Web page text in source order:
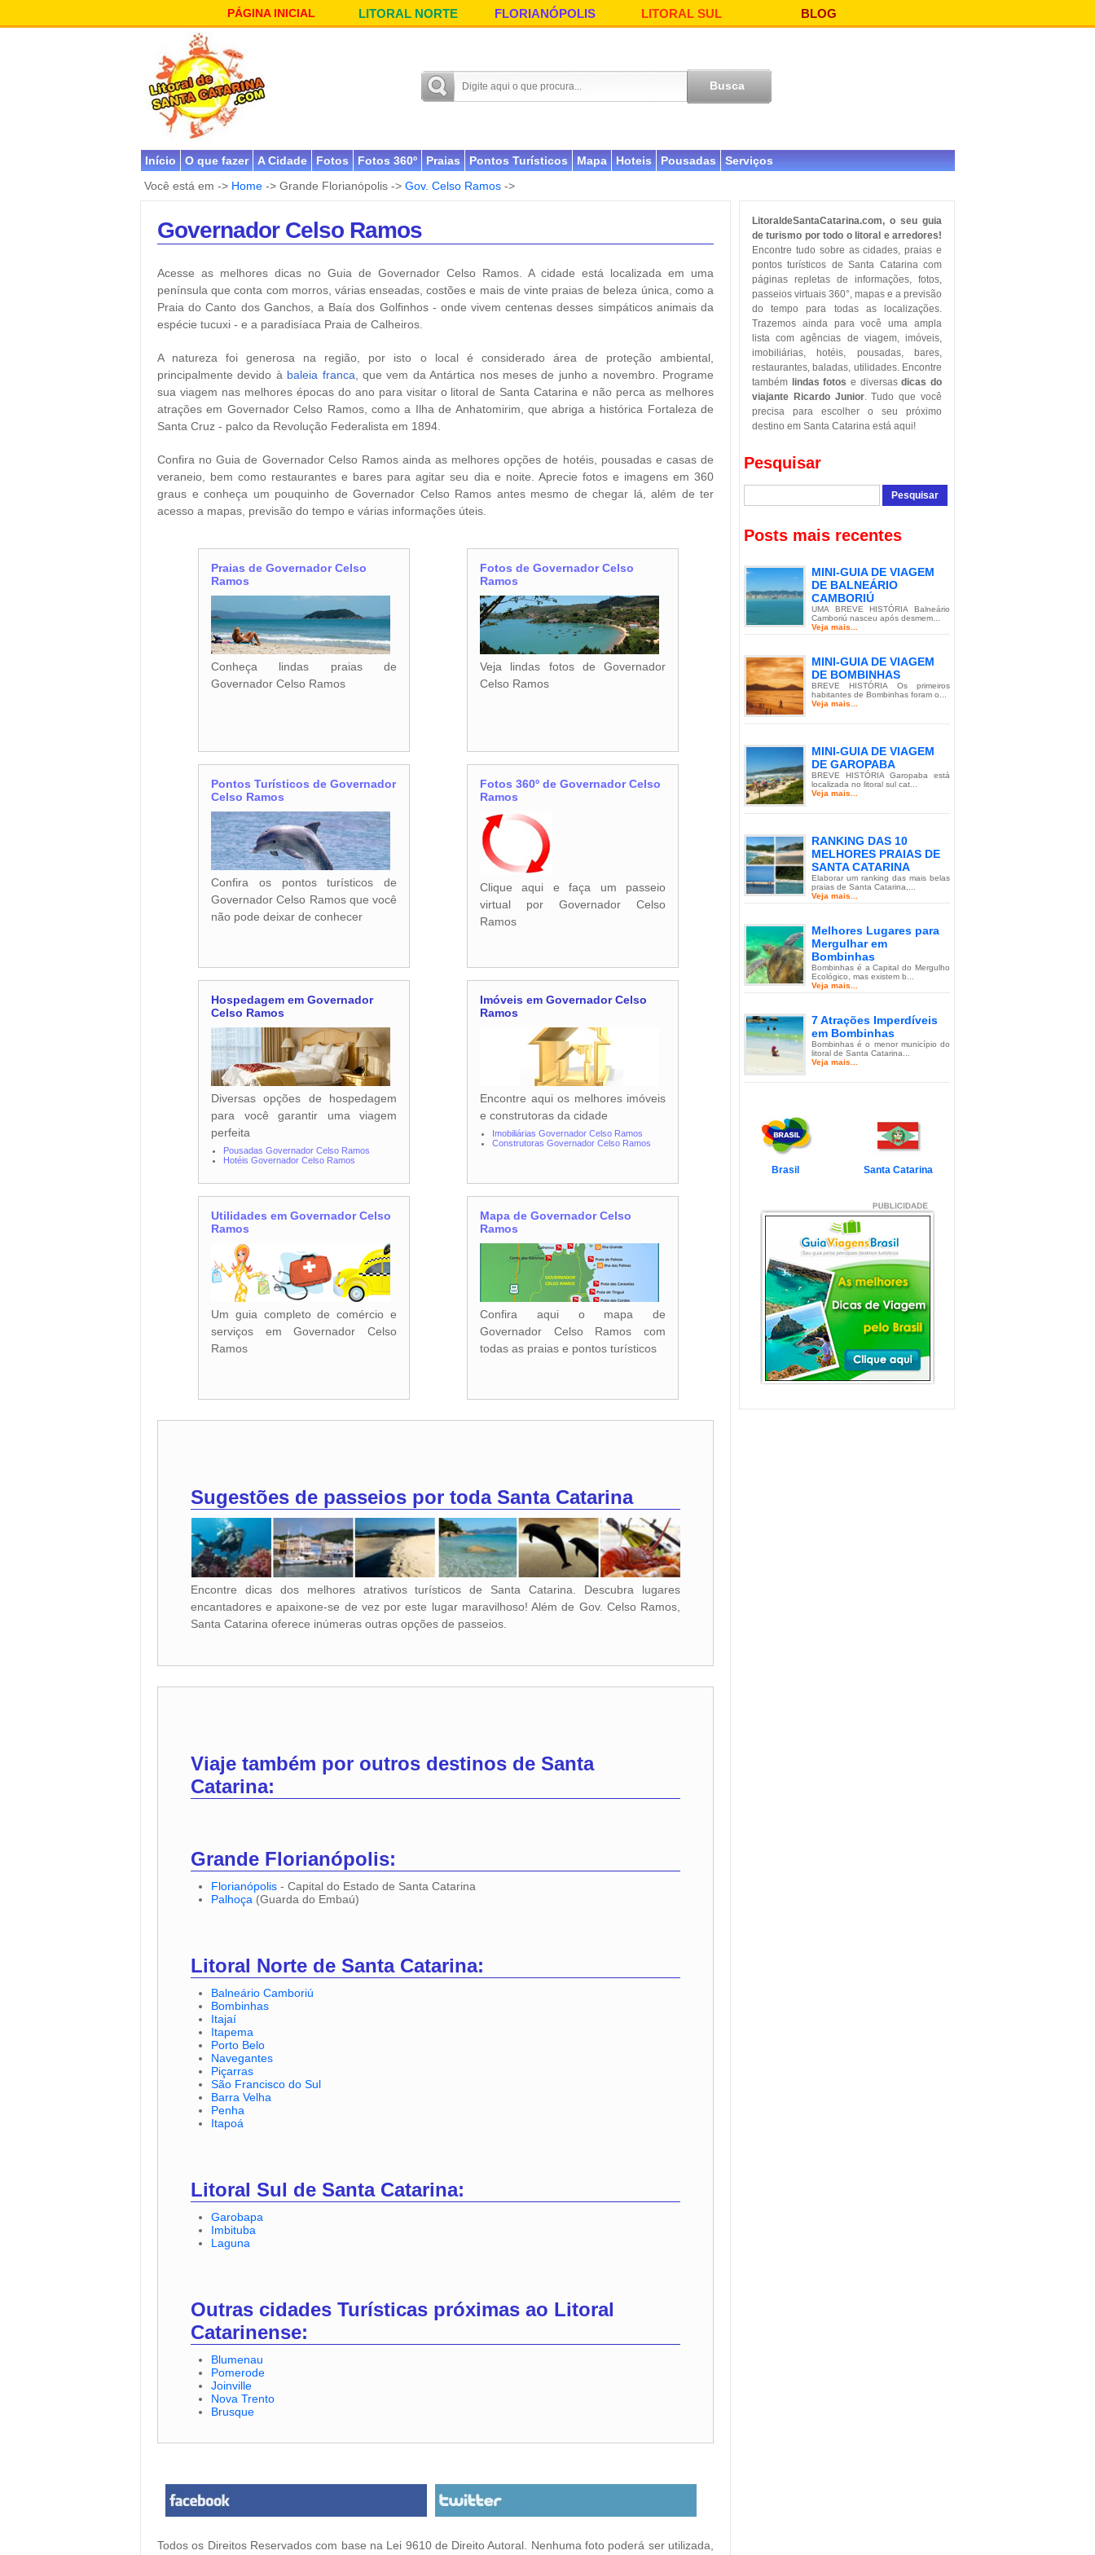
PÁGINA INICIAL LITORAL NORTE FLORIANÓPOLIS LITORAL SUL BLOG
Início O que fazer A Cidade Fotos Fotos 360º Praias Pontos Turísticos Mapa Hoteis Pousadas
Serviços
Você está em -> Home -> Grande Florianópolis -> Gov. Celso Ramos ->
Governador Celso Ramos
Acesse as melhores dicas no Guia de Governador Celso Ramos. A cidade está localizada em uma
península que conta com morros, várias enseadas, costões e mais de vinte praias de beleza única, como a
Praia do Canto dos Ganchos, a Baía dos Golfinhos - onde vivem centenas desses simpáticos animais da
espécie tucuxi - e a paradisíaca Praia de Calheiros.
A natureza foi generosa na região, por isto o local é considerado área de proteção ambiental,
principalmente devido à baleia franca , que vem da Antártica nos meses de junho a novembro. Programe
sua viagem nas melhores épocas do ano para visitar o litoral de Santa Catarina e não perca as melhores
atrações em Governador Celso Ramos, como a Ilha de Anhatomirim, que abriga a histórica Fortaleza de
Santa Cruz - palco da Revolução Federalista em 1894.
Confira no Guia de Governador Celso Ramos ainda as melhores opções de hotéis, pousadas e casas de
veraneio, bem como restaurantes e bares para agitar seu dia e noite. Aprecie fotos e imagens em 360
graus e conheça um pouquinho de Governador Celso Ramos antes mesmo de chegar lá, além de ter
acesso a mapas, previsão do tempo e várias informações úteis.
Praias de Governador Celso
Ramos
Conheça lindas praias de
Governador Celso Ramos
Pontos Turísticos de Governador
Celso Ramos
Confira os pontos turísticos de
Governador Celso Ramos que você
não pode deixar de conhecer
Hospedagem em Governador
Celso Ramos
Diversas opções de hospedagem
para você garantir uma viagem
perfeita
Pousadas Governador Celso Ramos
Hotéis Governador Celso Ramos
Utilidades em Governador Celso
Ramos
Um guia completo de comércio e
serviços em Governador Celso
Ramos
Fotos de Governador Celso
Ramos
Veja lindas fotos de Governador
Celso Ramos
Fotos 360º de Governador Celso
Ramos
Clique aqui e faça um passeio
virtual por Governador Celso
Ramos
Imóveis em Governador Celso
Ramos
Encontre aqui os melhores imóveis
e construtoras da cidade
Imobiliárias Governador Celso Ramos
Construtoras Governador Celso Ramos
Mapa de Governador Celso
Ramos
Confira aqui o mapa de
Governador Celso Ramos com
todas as praias e pontos turísticos
Sugestões de passeios por toda Santa Catarina
Encontre dicas dos melhores atrativos turísticos de Santa Catarina. Descubra lugares
encantadores e apaixone-se de vez por este lugar maravilhoso! Além de Gov. Celso Ramos,
Santa Catarina oferece inúmeras outras opções de passeios.
Viaje também por outros destinos de Santa
Catarina:
Grande Florianópolis:
Florianópolis - Capital do Estado de Santa Catarina
Palhoça (Guarda do Embaú)
Litoral Norte de Santa Catarina:
Balneário Camboriú
Bombinhas
Itajaí
Itapema
Porto Belo
Navegantes
Piçarras
São Francisco do Sul
Barra Velha
Penha
Itapoá
Litoral Sul de Santa Catarina:
Garobapa
Imbituba
Laguna
Outras cidades Turísticas próximas ao Litoral
Catarinense:
Blumenau
Pomerode
Joinville
Nova Trento
Brusque
Todos os Direitos Reservados com base na Lei 9610 de Direito Autoral. Nenhuma foto poderá ser utilizada,
LitoraldeSantaCatarina.com, o seu guia
de turismo por todo o litoral e arredores!
Encontre tudo sobre as cidades, praias e
pontos turísticos de Santa Catarina com
páginas repletas de informações, fotos,
passeios virtuais 360°, mapas e a previsão
do tempo para todas as localizações.
Trazemos ainda para você uma ampla
lista com agências de viagem, imóveis,
imobiliárias, hotéis, pousadas, bares,
restaurantes, baladas, utilidades. Encontre
também
lindas fotos e diversasdicas do
viajante Ricardo Junior. Tudo que você
precisa para escolher o seu próximo
destino em Santa Catarina está aqui!
Pesquisar
Posts mais recentes
MINI-GUIA DE VIAGEM
DE BALNEÁRIO
CAMBORIÚ
UMA BREVE HISTÓRIA Balneário
Camboriú nasceu após desmem...
Veja mais...
MINI-GUIA DE VIAGEM
DE BOMBINHAS
BREVE HISTÓRIA Os primeiros
habitantes de Bombinhas foram o...
Veja mais...
MINI-GUIA DE VIAGEM
DE GAROPABA
BREVE HISTÓRIA Garopaba está
localizada no litoral sul cat...
Veja mais...
RANKING DAS 10
MELHORES PRAIAS DE
SANTA CATARINA
Elaborar um ranking das mais belas
praias de Santa Catarina,...
Veja mais...
Melhores Lugares para
Mergulhar em
Bombinhas
Bombinhas é a Capital do Mergulho
Ecológico, mas existem b...
Veja mais...
7 Atrações Imperdíveis
em Bombinhas
Bombinhas é o menor município do
litoral de Santa Catarina...
Veja mais...
de Balneário Camboriú e
Balneário Camboriú é um passeio
em Florianópolis
Florianópolis é um dos destinos mais
desejados dos último...
Veja mais...
Garopaba e Região com
Crianças
Garopaba é um município de Santa
Catarina a 80 quilômetro...
Veja mais...
Litoral de Santa Catarina
Brasil Santa Catarina